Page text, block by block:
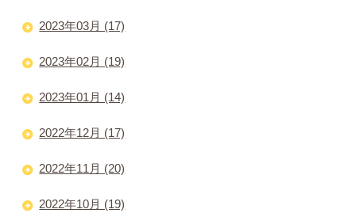
2023年03月 (17)
2023年02月 (19)
2023年01月 (14)
2022年12月 (17)
2022年11月 (20)
2022年10月 (19)